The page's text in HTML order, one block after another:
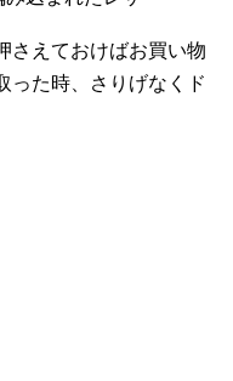
さえておけばお買い物
った時、さりげなくド